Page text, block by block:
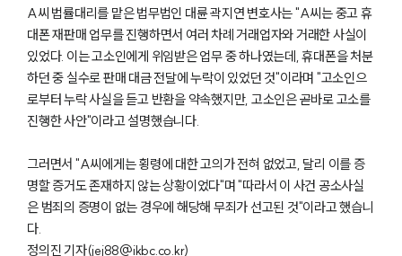
A씨 법률대리를 맡은 법무법인 대륜 곽지연 변호사는 "A씨는 중고 휴
대폰 재판매 업무를 진행하면서 여러 차례 거래업자와 거래한 사실이
있었다. 이는 고소인에게 위임받은 업무 중 하나였는데, 휴대폰을 처분
하던 중 실수로 판매 대금 전달에 누락이 있었던 것"이라며 "고소인으
로부터 누락 사실을 듣고 반환을 약속했지만, 고소인은 곧바로 고소를
진행한 사안"이라고 설명했습니다.
그러면서 "A씨에게는 횡령에 대한 고의가 전혀 없었고, 달리 이를 증
명할 증거도 존재하지 않는 상황이었다"며 "따라서 이 사건 공소사실
은 범죄의 증명이 없는 경우에 해당해 무죄가 선고된 것"이라고 했습니
다.
정의진 기자(jej88@ikbc.co.kr)